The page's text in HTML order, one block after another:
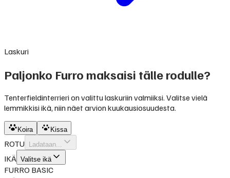
Laskuri
Paljonko Furro maksaisi tälle rodulle?
Tenterfieldinterrieri on valittu laskuriin valmiiksi. Valitse vielä
lemmikkisi ikä, niin näet arvion kuukausiosuudesta.
Koira Kissa
ROTU Ladataan...
IKÄ Valitse ikä
FURRO BASIC